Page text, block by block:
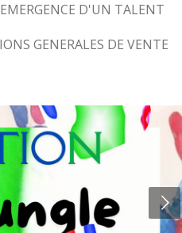
EMERGENCE D'UN TALENT
GENERALES DE VENTE